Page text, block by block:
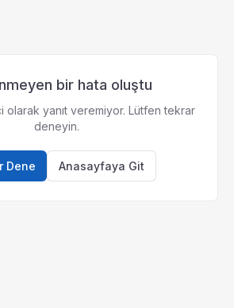
bir hata oluştu
olarak yanıt veremiyor. Lütfen tekrar
deneyin.
Dene Anasayfaya Git